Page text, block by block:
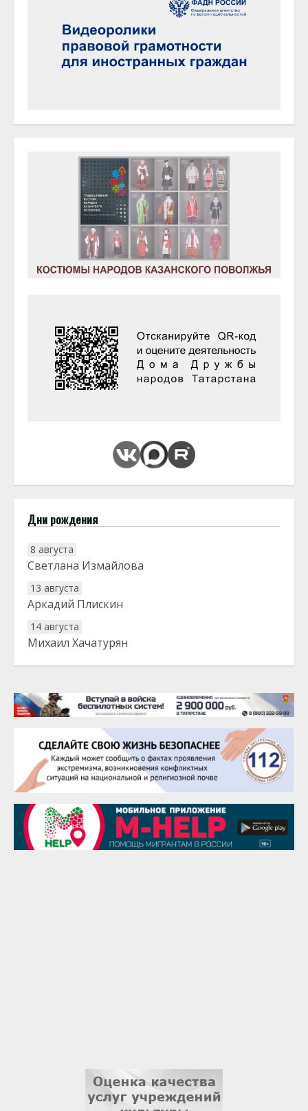
Дни рождения
8 августа
Светлана Измайлова
13 августа
Аркадий Плискин
14 августа
Михаил Хачатурян
20 августа
22 августа
Евгений Ефимов
25 августа
Сэсэгма Бубеева
28 августа
Чингиз Мустафаев
29 августа
Надежда Рослова